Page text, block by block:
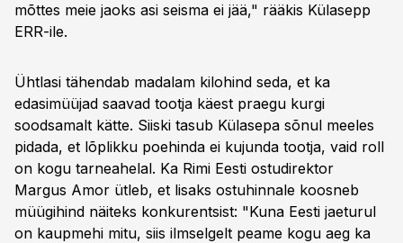
mõttes meie jaoks asi seisma ei jää," rääkis Külasepp
ERR-ile.
Ühtlasi tähendab madalam kilohind seda, et ka
edasimüüjad saavad tootja käest praegu kurgi
soodsamalt kätte. Siiski tasub Külasepa sõnul meeles
pidada, et lõplikku poehinda ei kujunda tootja, vaid roll
on kogu tarneahelal. Ka Rimi Eesti ostudirektor
Margus Amor ütleb, et lisaks ostuhinnale koosneb
müügihind näiteks konkurentsist: "Kuna Eesti jaeturul
on kaupmehi mitu, siis ilmselgelt peame kogu aeg ka